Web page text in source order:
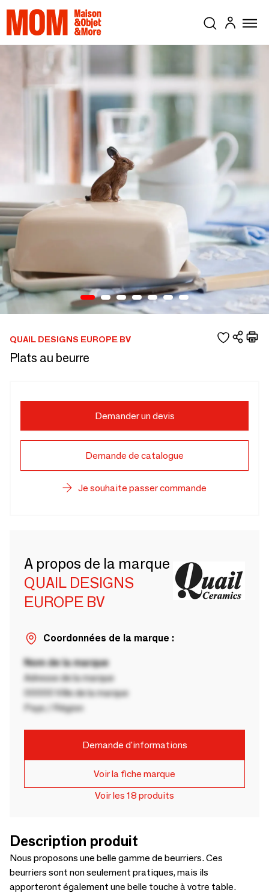
QUAIL DESIGNS EUROPE BV
Plats au beurre
Demander un devis
Demande de catalogue
Je souhaite passer commande
A propos de la marque
QUAIL DESIGNS
EUROPE BV
Coordonnées de la marque :
Nom de la marque
Adresse de la marque
00000 Ville de la marque
Pays / Région
Demande d'informations
Voir la fiche marque
Voir les 18 produits
Description produit
Nous proposons une belle gamme de beurriers. Ces
beurriers sont non seulement pratiques, mais ils
apporteront également une belle touche à votre table.